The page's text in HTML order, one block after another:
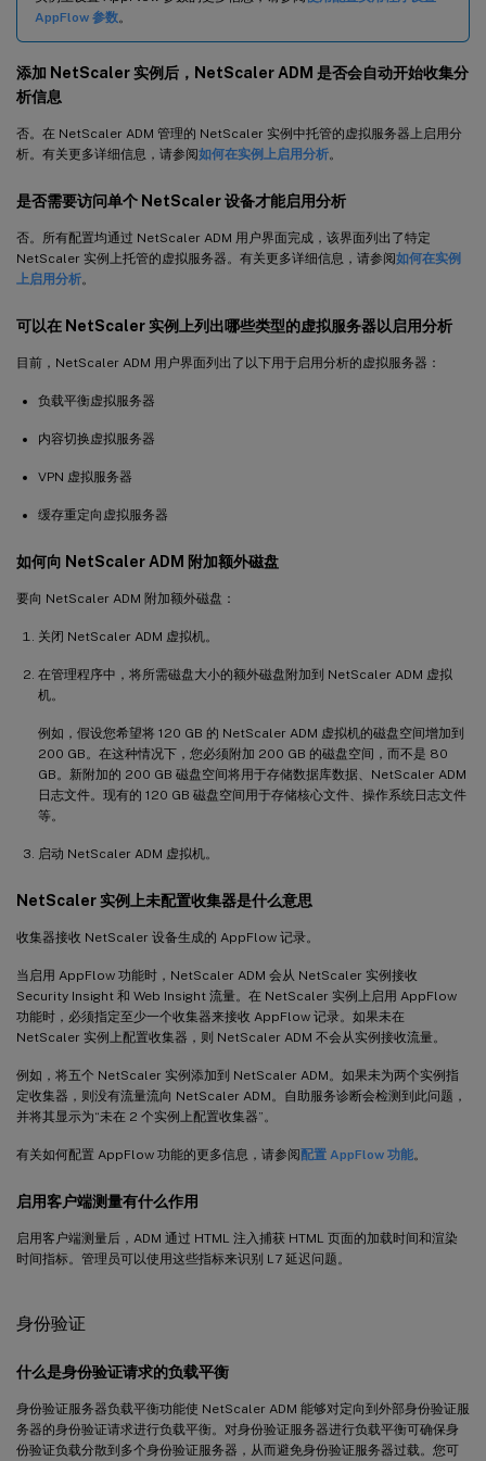
AppFlow 参数。
添加 NetScaler 实例后，NetScaler ADM 是否会自动开始收集分
析信息
否。在 NetScaler ADM 管理的 NetScaler 实例中托管的虚拟服务器上启用分
析。有关更多详细信息，请参阅如何在实例上启用分析。
是否需要访问单个 NetScaler 设备才能启用分析
否。所有配置均通过 NetScaler ADM 用户界面完成，该界面列出了特定
NetScaler 实例上托管的虚拟服务器。有关更多详细信息，请参阅如何在实例
上启用分析。
可以在 NetScaler 实例上列出哪些类型的虚拟服务器以启用分析
目前，NetScaler ADM 用户界面列出了以下用于启用分析的虚拟服务器：
负载平衡虚拟服务器
内容切换虚拟服务器
VPN 虚拟服务器
缓存重定向虚拟服务器
如何向 NetScaler ADM 附加额外磁盘
要向 NetScaler ADM 附加额外磁盘：
关闭 NetScaler ADM 虚拟机。
在管理程序中，将所需磁盘大小的额外磁盘附加到 NetScaler ADM 虚拟
机。
例如，假设您希望将 120 GB 的 NetScaler ADM 虚拟机的磁盘空间增加到
200 GB。在这种情况下，您必须附加 200 GB 的磁盘空间，而不是 80
GB。新附加的 200 GB 磁盘空间将用于存储数据库数据、NetScaler ADM
日志文件。现有的 120 GB 磁盘空间用于存储核心文件、操作系统日志文件
等。
启动 NetScaler ADM 虚拟机。
NetScaler 实例上未配置收集器是什么意思
收集器接收 NetScaler 设备生成的 AppFlow 记录。
当启用 AppFlow 功能时，NetScaler ADM 会从 NetScaler 实例接收
Security Insight 和 Web Insight 流量。在 NetScaler 实例上启用 AppFlow
功能时，必须指定至少一个收集器来接收 AppFlow 记录。如果未在
NetScaler 实例上配置收集器，则 NetScaler ADM 不会从实例接收流量。
例如，将五个 NetScaler 实例添加到 NetScaler ADM。如果未为两个实例指
定收集器，则没有流量流向 NetScaler ADM。自助服务诊断会检测到此问题，
并将其显示为“未在 2 个实例上配置收集器”。
有关如何配置 AppFlow 功能的更多信息，请参阅配置 AppFlow 功能。
启用客户端测量有什么作用
启用客户端测量后，ADM 通过 HTML 注入捕获 HTML 页面的加载时间和渲染
时间指标。管理员可以使用这些指标来识别 L7 延迟问题。
身份验证
什么是身份验证请求的负载平衡
身份验证服务器负载平衡功能使 NetScaler ADM 能够对定向到外部身份验证服
务器的身份验证请求进行负载平衡。对身份验证服务器进行负载平衡可确保身
份验证负载分散到多个身份验证服务器，从而避免身份验证服务器过载。您可